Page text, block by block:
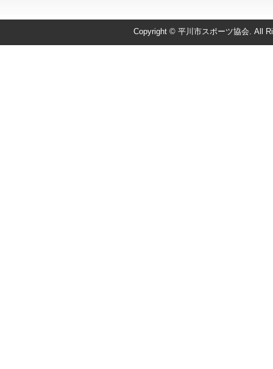
Copyright © 平川市スポーツ協会. All